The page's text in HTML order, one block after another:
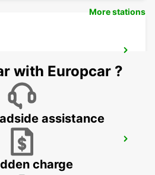
More stations
with Europcar ?
assistance
charge